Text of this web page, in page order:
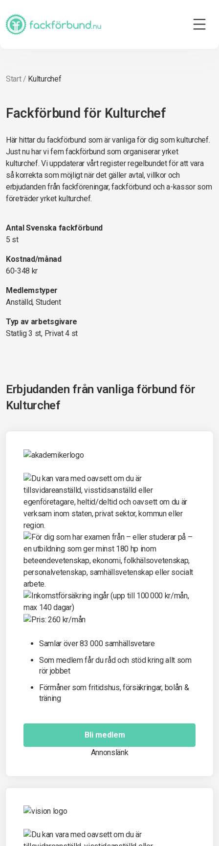
Start/ Kulturchef
Fackförbund för Kulturchef
Här hittar du fackförbund som är vanliga för dig som kulturchef.
Just nu har vi fem fackförbund som organiserar yrket
kulturchef. Vi uppdaterar vårt register regelbundet för att vara
så korrekta som möjligt när det gäller avtal, villkor och
erbjudanden från fackföreningar, fackförbund och a-kassor som
företräder yrket kulturchef.
Antal Svenska fackförbund
5 st
Kostnad/månad
60-348 kr
Medlemstyper
Anställd, Student
Typ av arbetsgivare
Statlig 3 st, Privat 4 st
Erbjudanden från vanliga förbund för
Kulturchef
Samlar över 83 000 samhällsvetare
Som medlem får du råd och stöd kring allt som
rör jobbet
Förmåner som fritidshus, försäkringar, bolån &
träning
Bli medlem
Annonslänk